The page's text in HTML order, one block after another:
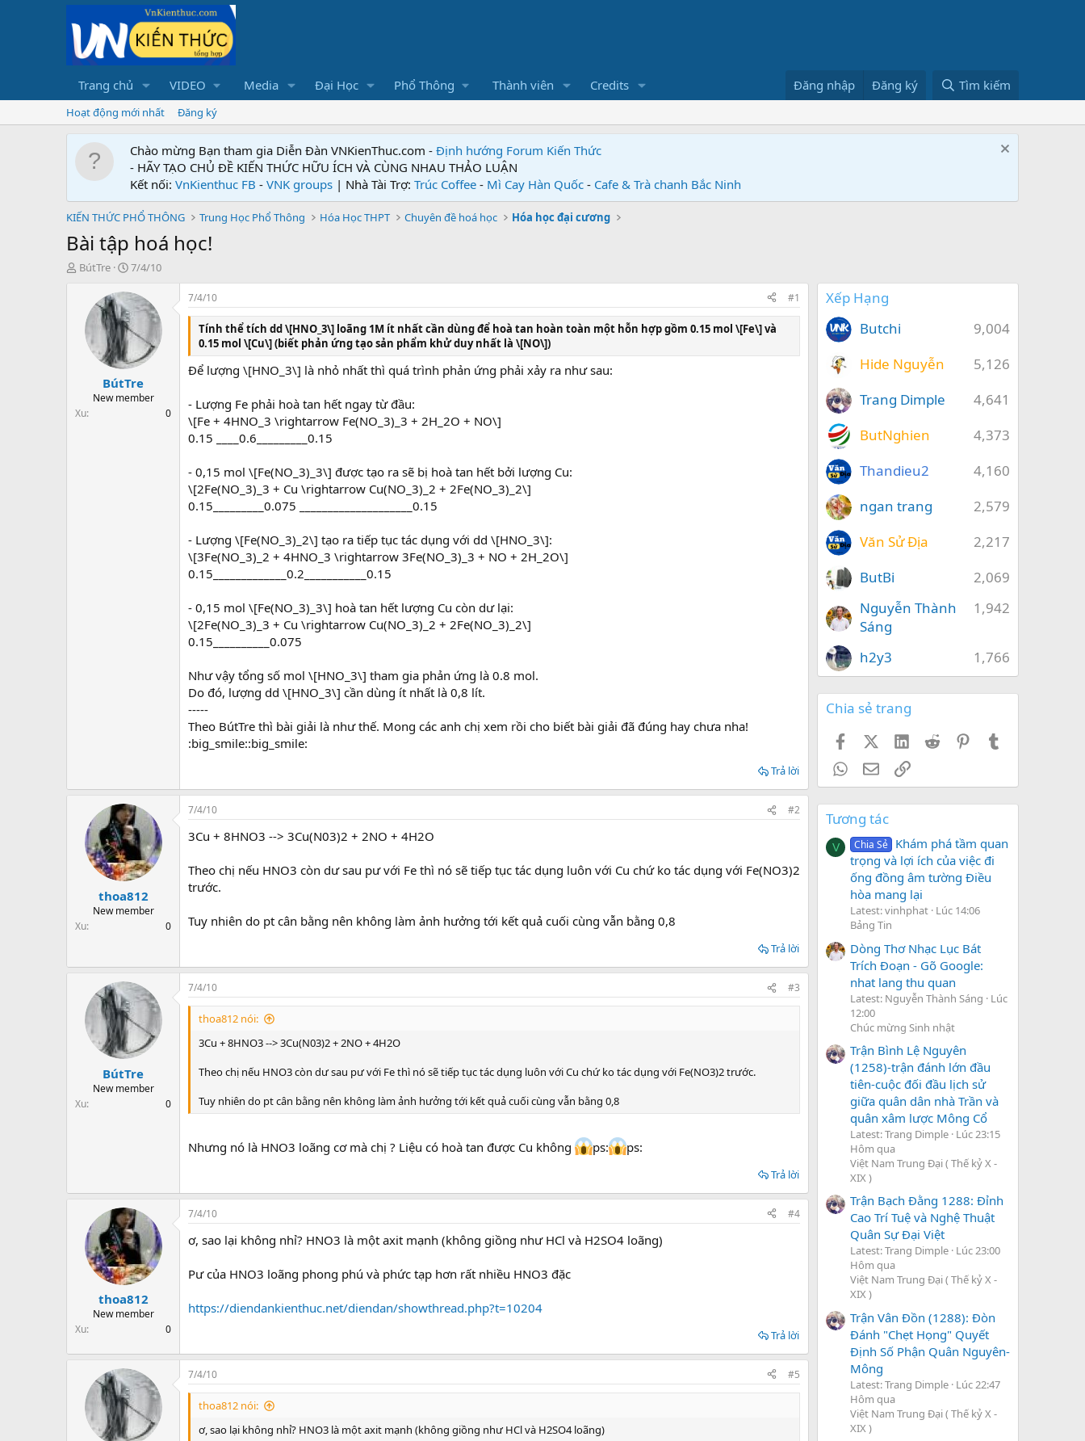
Trang chủ VIDEO Media Đại Học Phổ Thông Thành viên Credits Đăng nhập Đăng ký Tìm kiếm
Hoạt động mới nhất Đăng ký
Chào mừng Bạn tham gia Diễn Đàn VNKienThuc.com - Định hướng Forum Kiến Thức
- HÃY TẠO CHỦ ĐỀ KIẾN THỨC HỮU ÍCH VÀ CÙNG NHAU THẢO LUẬN
Kết nối: VnKienthuc FB - VNK groups | Nhà Tài Trợ: Trúc Coffee - Mì Cay Hàn Quốc - Cafe & Trà chanh Bắc Ninh
KIẾN THỨC PHỔ THÔNG Trung Học Phổ Thông Hóa Học THPT Chuyên đề hoá học Hóa học đại cương
Bài tập hoá học!
T
t
BútTre
N
à
y
g
ử
7/4/10
BútTre
New member
Xu
0
7/4/10 #1
Tính thể tích dd \[HNO_3\] loãng 1M ít nhất cần dùng để hoà tan hoàn toàn một hỗn hợp gồm 0.15 mol \[Fe\] và
0.15 mol \[Cu\] (biết phản ứng tạo sản phẩm khử duy nhất là \[NO\])
Để lượng \[HNO_3\] là nhỏ nhất thì quá trình phản ứng phải xảy ra như sau:
- Lượng Fe phải hoà tan hết ngay từ đầu:
\[Fe + 4HNO_3 \rightarrow Fe(NO_3)_3 + 2H_2O + NO\]
0.15 ____0.6_________0.15
- 0,15 mol \[Fe(NO_3)_3\] được tạo ra sẽ bị hoà tan hết bởi lượng Cu:
\[2Fe(NO_3)_3 + Cu \rightarrow Cu(NO_3)_2 + 2Fe(NO_3)_2\]
0.15_________0.075 ____________________0.15
- Lượng \[Fe(NO_3)_2\] tạo ra tiếp tục tác dụng với dd \[HNO_3\]:
\[3Fe(NO_3)_2 + 4HNO_3 \rightarrow 3Fe(NO_3)_3 + NO + 2H_2O\]
0.15_____________0.2___________0.15
- 0,15 mol \[Fe(NO_3)_3\] hoà tan hết lượng Cu còn dư lại:
\[2Fe(NO_3)_3 + Cu \rightarrow Cu(NO_3)_2 + 2Fe(NO_3)_2\]
0.15__________0.075
Như vậy tổng số mol \[HNO_3\] tham gia phản ứng là 0.8 mol.
Do đó, lượng dd \[HNO_3\] cần dùng ít nhất là 0,8 lít.
-----
Theo BútTre thì bài giải là như thế. Mong các anh chị xem rồi cho biết bài giải đã đúng hay chưa nha!
:big_smile::big_smile:
Trả lời
thoa812
New member
Xu
0
7/4/10 #2
3Cu + 8HNO3 --> 3Cu(N03)2 + 2NO + 4H2O
Theo chị nếu HNO3 còn dư sau pư với Fe thì nó sẽ tiếp tục tác dụng luôn với Cu chứ ko tác dụng với Fe(NO3)2
trước.
Tuy nhiên do pt cân bằng nên không làm ảnh hưởng tới kết quả cuối cùng vẫn bằng 0,8
Trả lời
BútTre
New member
Xu
0
7/4/10 #3
thoa812 nói:
3Cu + 8HNO3 --> 3Cu(N03)2 + 2NO + 4H2O
Theo chị nếu HNO3 còn dư sau pư với Fe thì nó sẽ tiếp tục tác dụng luôn với Cu chứ ko tác dụng với Fe(NO3)2 trước.
Tuy nhiên do pt cân bằng nên không làm ảnh hưởng tới kết quả cuối cùng vẫn bằng 0,8
Nhưng nó là HNO3 loãng cơ mà chị ? Liệu có hoà tan được Cu không ps: ps:
Trả lời
thoa812
New member
Xu
0
7/4/10 #4
ơ, sao lại không nhỉ? HNO3 là một axit mạnh (không giồng như HCl và H2SO4 loãng)
Pư của HNO3 loãng phong phú và phức tạp hơn rất nhiều HNO3 đặc
https://diendankienthuc.net/diendan/showthread.php?t=10204
Trả lời
7/4/10 #5
thoa812 nói:
ơ, sao lại không nhỉ? HNO3 là một axit mạnh (không giồng như HCl và H2SO4 loãng)
Xếp Hạng
9,004
Butchi
5,126
Hide Nguyễn
4,641
Trang Dimple
4,373
ButNghien
4,160
Thandieu2
2,579
ngan trang
2,217
Văn Sử Địa
2,069
ButBi
1,942
Nguyễn Thành
Sáng
1,766
h2y3
Chia sẻ trang
FacebookX (Twitter)
LinkedIn
Reddit Pinterest
WhatsApp
EmailLink
Tương tác
V Chia Sẻ Khám phá tầm quan
trọng và lợi ích của việc đi
ống đồng âm tường Điều
hòa mang lại
Latest: vinhphat Lúc 14:06
Bảng Tin
Dòng Thơ Nhạc Lục Bát
Trích Đoạn - Gõ Google:
nhat lang thu quan
Latest: Nguyễn Thành Sáng
Lúc
12:00
Chúc mừng Sinh nhật
Trận Bình Lệ Nguyên
(1258)-trận đánh lớn đầu
tiên-cuộc đối đầu lịch sử
giữa quân dân nhà Trần và
quân xâm lược Mông Cổ
Latest: Trang Dimple Lúc 23:15
Hôm qua
Việt Nam Trung Đại ( Thế kỷ X -
XIX )
Trận Bạch Đằng 1288: Đỉnh
Cao Trí Tuệ và Nghệ Thuật
Quân Sự Đại Việt
Latest: Trang Dimple Lúc 23:00
Hôm qua
Việt Nam Trung Đại ( Thế kỷ X -
XIX )
Trận Vân Đồn (1288): Đòn
Đánh "Chẹt Họng" Quyết
Định Số Phận Quân Nguyên-
Mông
Latest: Trang Dimple Lúc 22:47
Hôm qua
Việt Nam Trung Đại ( Thế kỷ X -
XIX )